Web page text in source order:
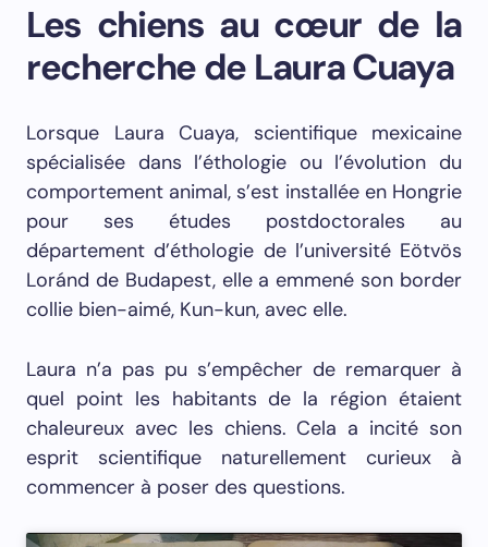
Les chiens au cœur de la
recherche de Laura Cuaya
Lorsque Laura Cuaya, scientifique mexicaine
spécialisée dans l’éthologie ou l’évolution du
comportement animal, s’est installée en Hongrie
pour ses études postdoctorales au
département d’éthologie de l’université Eötvös
Loránd de Budapest, elle a emmené son border
collie bien-aimé, Kun-kun, avec elle.
Laura n’a pas pu s’empêcher de remarquer à
quel point les habitants de la région étaient
chaleureux avec les chiens. Cela a incité son
esprit scientifique naturellement curieux à
commencer à poser des questions.